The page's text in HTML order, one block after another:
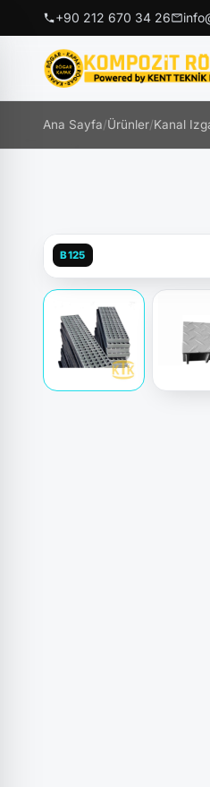
+90 212 670 34 26
Ana Sayfa/Ürünler/Kanal
B125